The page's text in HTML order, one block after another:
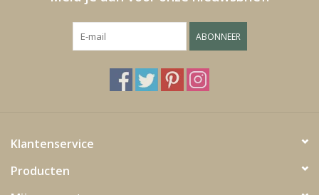
ABONNEER
Klantenservice
Producten